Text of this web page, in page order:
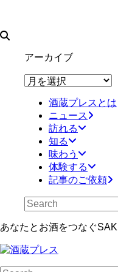
アーカイブ
ア
酒蔵プレスとは
ニュース
訪れる
知る
味わう
体験する
記事のご依頼
あなたとお酒をつなぐ